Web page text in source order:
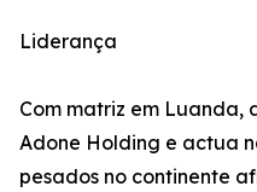
Liderança
Com matriz em Luanda,
Adone Holding e actua
pesados no continente